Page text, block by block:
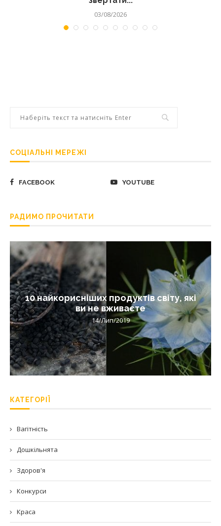
03/08/2026
СОЦІАЛЬНІ МЕРЕЖІ
FACEBOOK YOUTUBE
РАДИМО ПРОЧИТАТИ
10 найкорисніших продуктів світу, які
ви не вживаєте
14/Лип/2019
КАТЕГОРІЇ
Вагітність
Дошкільнята
Здоров'я
Конкурси
Краса